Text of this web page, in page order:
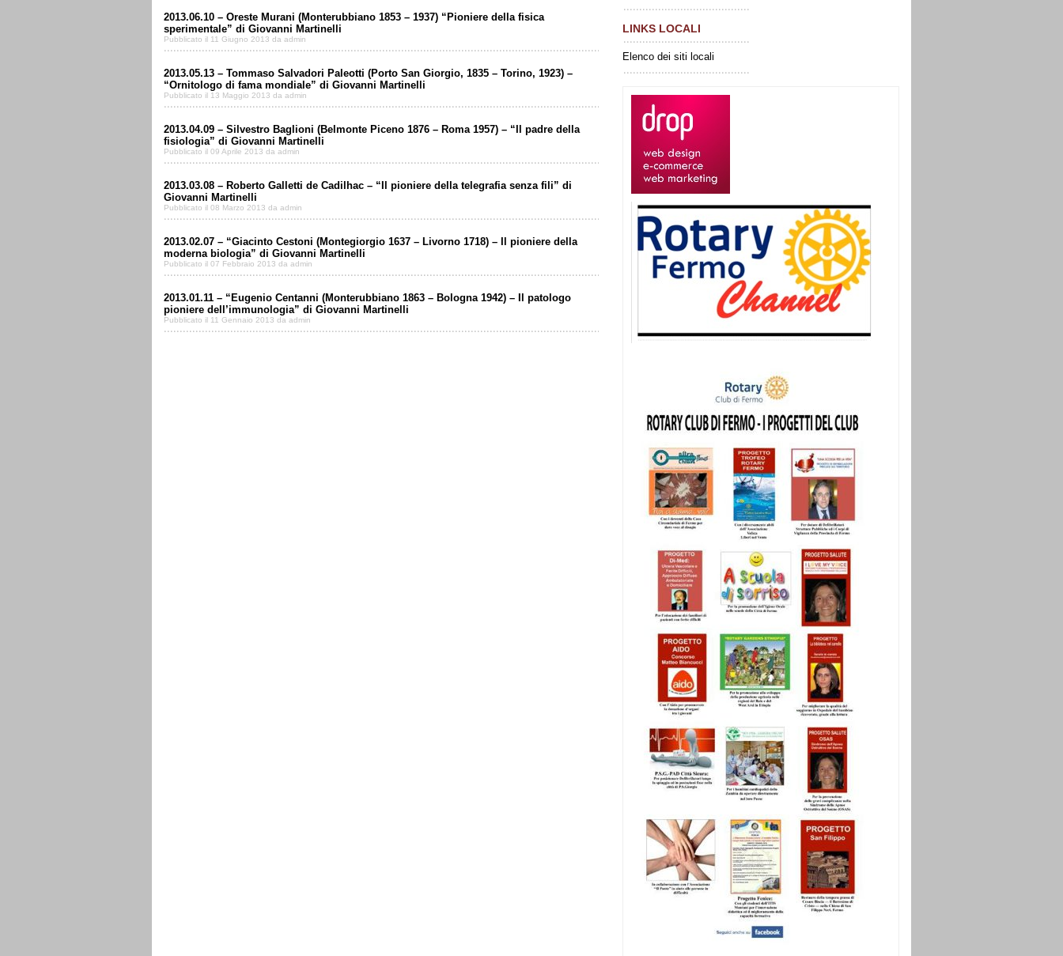
2013.06.10 – Oreste Murani (Monterubbiano 1853 – 1937) “Pioniere della fisica
sperimentale” di Giovanni Martinelli
Pubblicato il 11 Giugno 2013 da admin
2013.05.13 – Tommaso Salvadori Paleotti (Porto San Giorgio, 1835 – Torino, 1923) –
“Ornitologo di fama mondiale” di Giovanni Martinelli
Pubblicato il 13 Maggio 2013 da admin
2013.04.09 – Silvestro Baglioni (Belmonte Piceno 1876 – Roma 1957) – “Il padre della
fisiologia” di Giovanni Martinelli
Pubblicato il 09 Aprile 2013 da admin
2013.03.08 – Roberto Galletti de Cadilhac – “Il pioniere della telegrafia senza fili” di
Giovanni Martinelli
Pubblicato il 08 Marzo 2013 da admin
2013.02.07 – “Giacinto Cestoni (Montegiorgio 1637 – Livorno 1718) – Il pioniere della
moderna biologia” di Giovanni Martinelli
Pubblicato il 07 Febbraio 2013 da admin
2013.01.11 – “Eugenio Centanni (Monterubbiano 1863 – Bologna 1942) – Il patologo
pioniere dell’immunologia” di Giovanni Martinelli
Pubblicato il 11 Gennaio 2013 da admin
LINKS LOCALI
Elenco dei siti locali